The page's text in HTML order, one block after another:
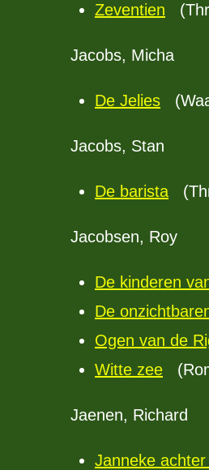
Zeventien
Jacobs, Micha
De Jelies
Jacobs, Stan
De barista
Jacobsen, Roy
De kinderen
De
Ogen van de
Witte zee
Jaenen, Richard
Janneke